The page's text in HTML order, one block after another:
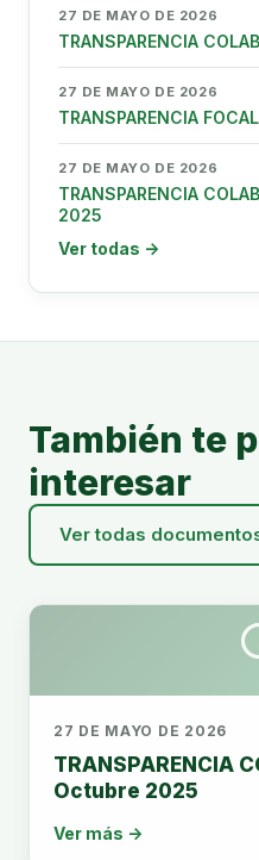
27 DE MAYO DE 2026
TRANSPARENCIA
27 DE MAYO DE 2026
TRANSPARENCIA
27 DE MAYO DE 2026
TRANSPARENCIA
2025
Ver todas →
También te
interesar
Ver todas
27 DE MAYO DE 2026
TRANSPARENCIA
Octubre 2025
Ver más →